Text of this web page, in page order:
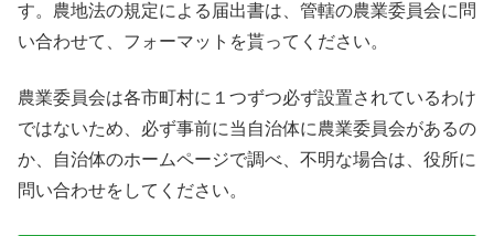
す。農地法の規定による届出書は、管轄の農業委員会に問
い合わせて、フォーマットを貰ってください。
農業委員会は各市町村に１つずつ必ず設置されているわけ
ではないため、必ず事前に当自治体に農業委員会があるの
か、自治体のホームページで調べ、不明な場合は、役所に
問い合わせをしてください。